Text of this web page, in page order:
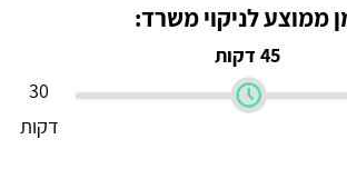
ממוצע לניקוי משרד:
45 דקות
30
דקות